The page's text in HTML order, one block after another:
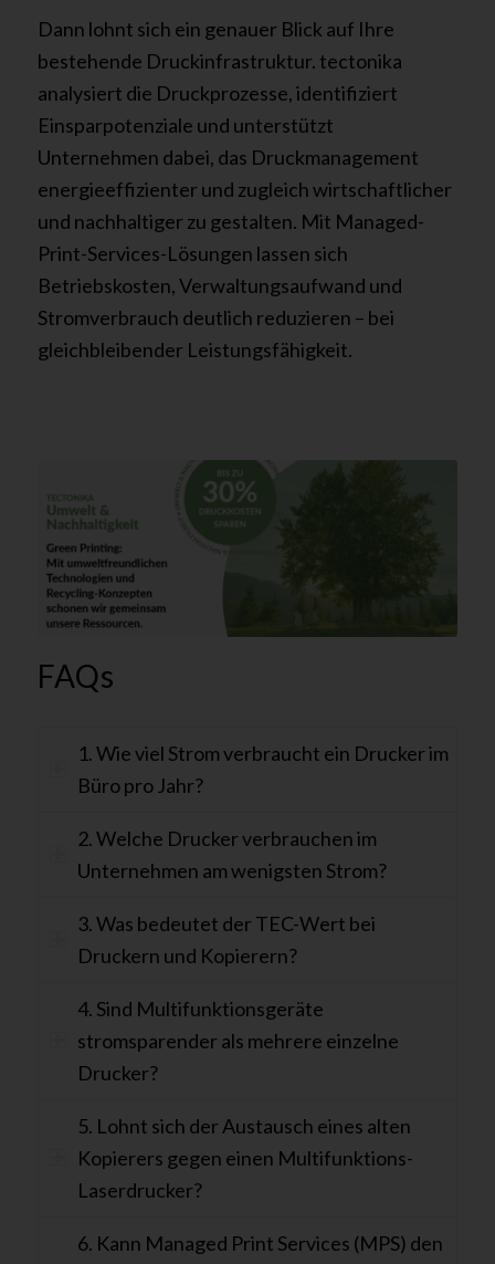
Dann lohnt sich ein genauer Blick auf Ihre
bestehende Druckinfrastruktur. tectonika
analysiert die Druckprozesse, identifiziert
Einsparpotenziale und unterstützt
Unternehmen dabei, das Druckmanagement
energieeffizienter und zugleich wirtschaftlicher
und nachhaltiger zu gestalten. Mit Managed-
Print-Services-Lösungen lassen sich
Betriebskosten, Verwaltungsaufwand und
Stromverbrauch deutlich reduzieren – bei
gleichbleibender Leistungsfähigkeit.
FAQs
1. Wie viel Strom verbraucht ein Drucker im
Büro pro Jahr?
2. Welche Drucker verbrauchen im
Unternehmen am wenigsten Strom?
3. Was bedeutet der TEC-Wert bei
Druckern und Kopierern?
4. Sind Multifunktionsgeräte
stromsparender als mehrere einzelne
Drucker?
5. Lohnt sich der Austausch eines alten
Kopierers gegen einen Multifunktions-
Laserdrucker?
6. Kann Managed Print Services (MPS) den